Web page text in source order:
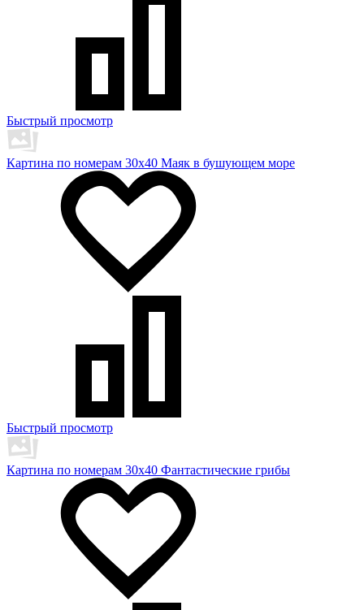
Быстрый просмотр
Картина по номерам 30х40 Маяк в бушующем море
Быстрый просмотр
Картина по номерам 30х40 Фантастические грибы